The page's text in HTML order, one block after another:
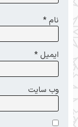
نام *
ایمیل *
وب‌ سایت